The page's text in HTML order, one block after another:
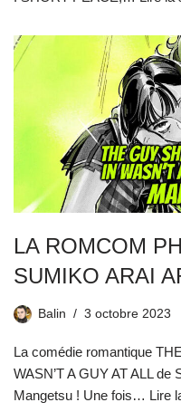
LA ROMCOM
SUMIKO ARAI
Balin 3 octobre 2023
La comédie romantique
WASN’T A GUY AT ALL
Mangetsu ! Une fois… Lire